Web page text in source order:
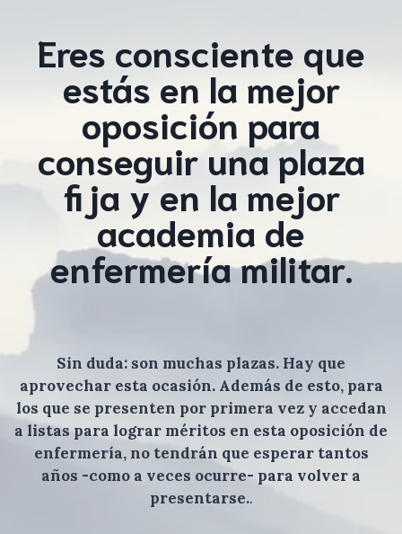
Eres consciente que
estás en la mejor
oposición para
conseguir una plaza
fija y en la mejor
academia de
enfermería militar.
Sin duda: son muchas plazas. Hay que
aprovechar esta ocasión. Además de esto, para
los que se presenten por primera vez y accedan
a listas para lograr méritos en esta oposición de
enfermería, no tendrán que esperar tantos
años -como a veces ocurre- para volver a
presentarse..